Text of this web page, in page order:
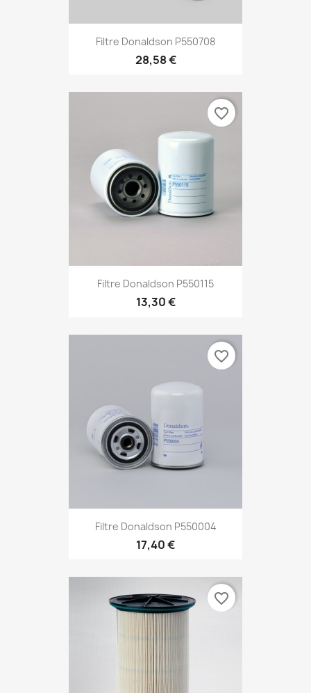
Filtre Donaldson P550708
28,58 €
Filtre Donaldson P550115
13,30 €
favorite_border
Filtre Donaldson P550004
17,40 €
favorite_border
favorite_border